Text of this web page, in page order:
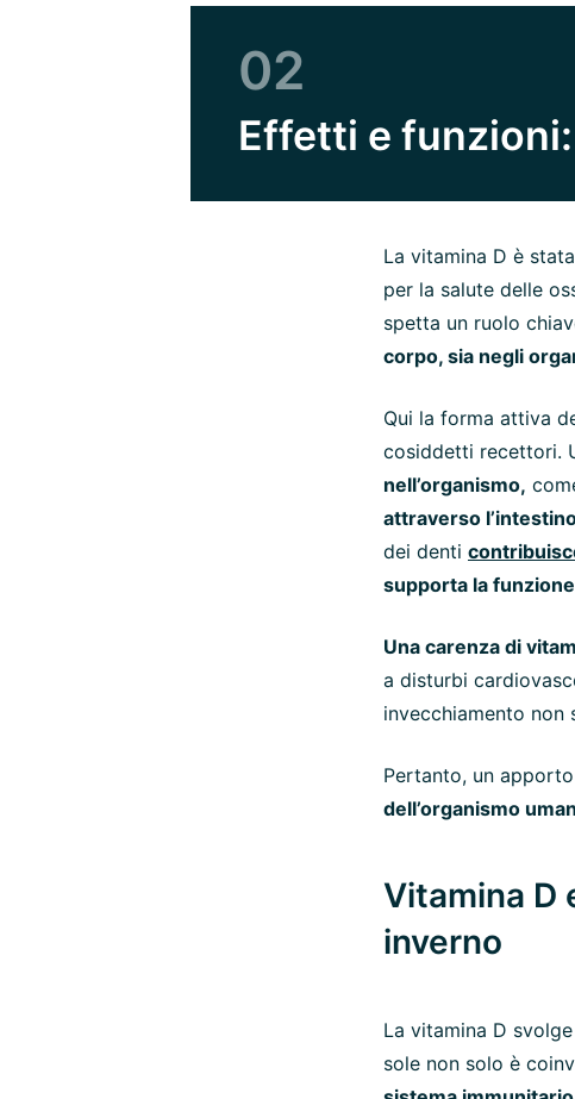
02
Effetti e
La vitamina D è
per la salute delle
spetta un ruolo
corpo, sia negli
Qui la forma attiva
cosiddetti recettori.
nell’organismo,
attraverso
dei denti
supporta la
Una carenza di
a disturbi
invecchiamento non
Pertanto, un
dell’organismo
Vitamina D
inverno
La vitamina D
sole non solo è